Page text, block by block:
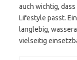
auch wichtig,
Lifestyle passt.
langlebig,
vielseitig